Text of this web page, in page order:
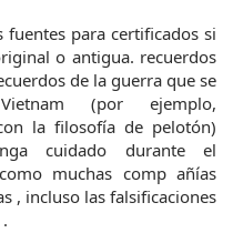
fuentes para certificados si
o antigua. recuerdos
de la guerra que se
(por ejemplo,
la filosofía de pelotón)
cuidado durante el
muchas comp añías
, incluso las falsificaciones